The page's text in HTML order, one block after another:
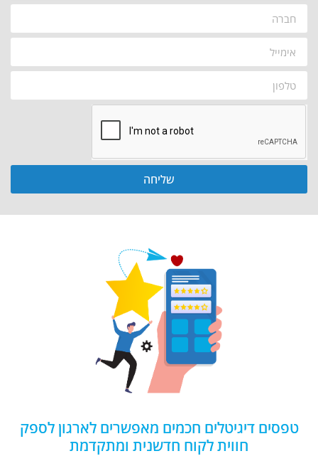
שליחה
טפסים דיגיטלים חכמים מאפשרים לארגון לספק
חווית לקוח חדשנית ומתקדמת